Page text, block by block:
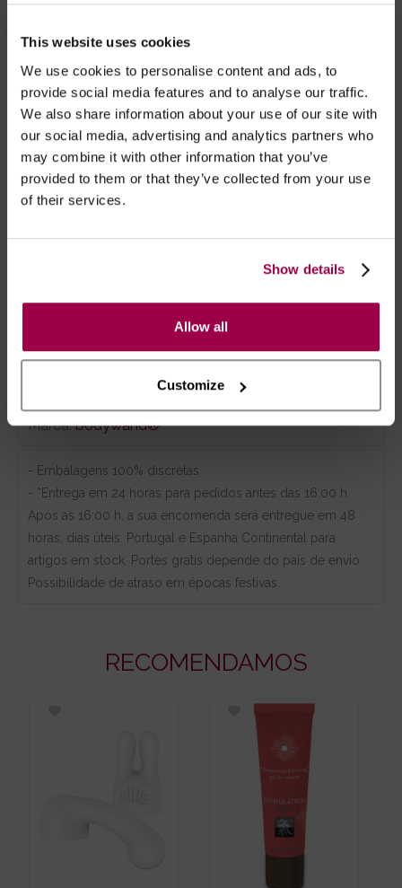
This website uses cookies
We use cookies to personalise content and ads, to
provide social media features and to analyse our traffic.
We also share information about your use of our site with
our social media, advertising and analytics partners who
may combine it with other information that you’ve
provided to them or that they’ve collected from your use
of their services.
Show details
Allow all
Customize
desativar, deve pressionar o botão + e -
TACTO
Cabeça suave e aveludada.
Carregável via cabo USB, incluído;
Carrega completamente em 1 hora. Até 1
Marca:bodywand®
- Embalagens 100% discretas
- *Entrega em 24 horas para pedidos antes das 16:00 h.
Após as 16:00 h, a sua encomenda será entregue em 48
horas, dias úteis. Portugal e Espanha Continental para
artigos em stock. Portes gratis depende do país de envio.
Possibilidade de atraso em épocas festivas.
RECOMENDAMOS